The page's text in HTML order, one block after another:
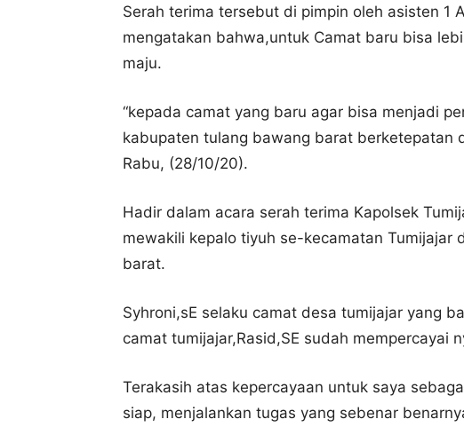
Serah terima tersebut di pimpin oleh asisten 1
mengatakan bahwa,untuk Camat baru bisa
maju.
“kepada camat yang baru agar bisa menjadi
kabupaten tulang bawang barat berketepatan
Rabu, (28/10/20).
Hadir dalam acara serah terima Kapolsek
mewakili kepalo tiyuh se-kecamatan Tumijajar
barat.
Syhroni,sE selaku camat desa tumijajar yang
camat tumijajar,Rasid,SE sudah mempercayai
Terakasih atas kepercayaan untuk saya
siap, menjalankan tugas yang sebenar